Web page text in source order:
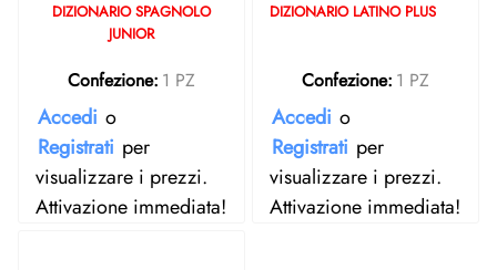
DIZIONARIO SPAGNOLO
JUNIOR
Confezione: 1 PZ
Accedi o
Registrati per
visualizzare i prezzi.
Attivazione immediata!
DIZIONARIO LATINO PLUS
Confezione: 1 PZ
Accedi o
Registrati per
visualizzare i prezzi.
Attivazione immediata!